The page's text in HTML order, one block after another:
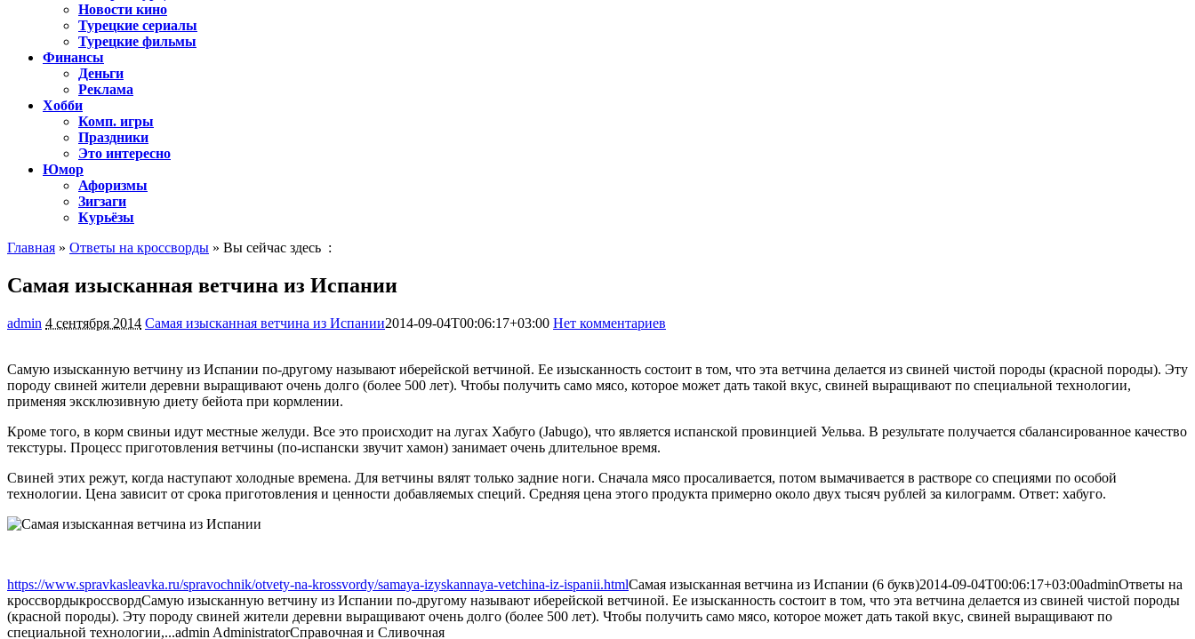
Новости кино
Турецкие сериалы
Турецкие фильмы
Финансы
Деньги
Реклама
Хобби
Комп. игры
Праздники
Это интересно
Юмор
Афоризмы
Зигзаги
Курьёзы
Главная » Ответы на кроссворды » Вы сейчас здесь :
Самая изысканная ветчина из Испании
admin 4 сентября 2014 Самая изысканная ветчина из Испании2014-09-04T00:06:17+03:00 Нет комментариев
Самую изысканную ветчину из Испании по-другому называют иберейской ветчиной. Ее изысканность состоит в том, что эта ветчина делается из свиней чистой породы (красной породы). Эту
породу свиней жители деревни выращивают очень долго (более 500 лет). Чтобы получить само мясо, которое может дать такой вкус, свиней выращивают по специальной технологии,
применяя эксклюзивную диету бейота при кормлении.
Кроме того, в корм свиньи идут местные желуди. Все это происходит на лугах Хабуго (Jabugo), что является испанской провинцией Уельва. В результате получается сбалансированное качество
текстуры. Процесс приготовления ветчины (по-испански звучит хамон) занимает очень длительное время.
Свиней этих режут, когда наступают холодные времена. Для ветчины вялят только задние ноги. Сначала мясо просаливается, потом вымачивается в растворе со специями по особой
технологии. Цена зависит от срока приготовления и ценности добавляемых специй. Средняя цена этого продукта примерно около двух тысяч рублей за килограмм. Ответ: хабуго.
https://www.spravkasleavka.ru/spravochnik/otvety-na-krossvordy/samaya-izyskannaya-vetchina-iz-ispanii.htmlСамая изысканная ветчина из Испании (6 букв)2014-09-04T00:06:17+03:00adminОтветы на
кроссвордыкроссвордСамую изысканную ветчину из Испании по-другому называют иберейской ветчиной. Ее изысканность состоит в том, что эта ветчина делается из свиней чистой породы
(красной породы). Эту породу свиней жители деревни выращивают очень долго (более 500 лет). Чтобы получить само мясо, которое может дать такой вкус, свиней выращивают по
специальной технологии,...admin AdministratorСправочная и Сливочная